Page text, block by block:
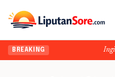
BREAKING Ingin